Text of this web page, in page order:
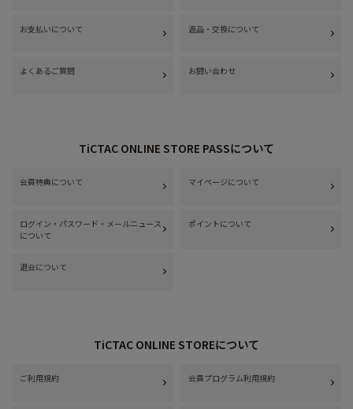
お支払いについて 返品・交換について
よくあるご質問 お問い合わせ
TiCTAC ONLINE STORE PASSについて
会員特典について マイページについて
ログイン・パスワード・メールニュース
について
ポイントについて
退会について
TiCTAC ONLINE STOREについて
ご利用規約 会員プログラム利用規約